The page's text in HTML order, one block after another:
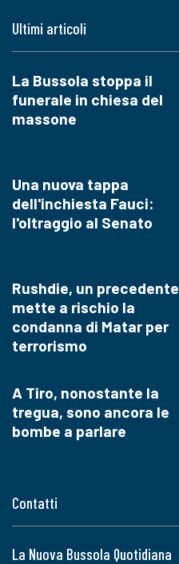
Contatti
La Nuova Bussola Quotidiana
Ultimi articoli
La Bussola stoppa il
funerale in chiesa del
massone
Una nuova tappa
dell'inchiesta Fauci:
l'oltraggio al Senato
Rushdie, un precedente
mette a rischio la
condanna di Matar per
terrorismo
A Tiro, nonostante la
tregua, sono ancora le
bombe a parlare